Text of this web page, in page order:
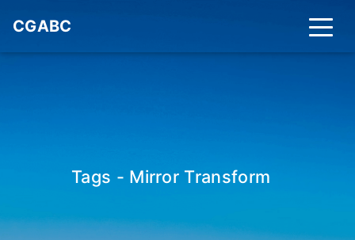
CGABC
Tags - Mirror Transform